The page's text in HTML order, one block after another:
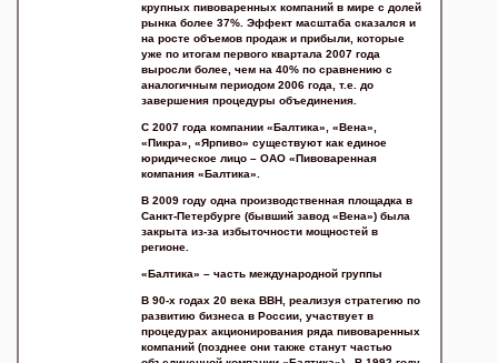
крупных пивоваренных компаний в мире с долей
рынка более 37%. Эффект масштаба сказался и
на росте объемов продаж и прибыли, которые
уже по итогам первого квартала 2007 года
выросли более, чем на 40% по сравнению с
аналогичным периодом 2006 года, т.е. до
завершения процедуры объединения.
С 2007 года компании «Балтика», «Вена»,
«Пикра», «Ярпиво» существуют как единое
юридическое лицо – ОАО «Пивоваренная
компания «Балтика».
В 2009 году одна производственная площадка в
Санкт-Петербурге (бывший завод «Вена») была
закрыта из-за избыточности мощностей в
регионе.
«Балтика» – часть международной группы
В 90-х годах 20 века ВВН, реализуя стратегию по
развитию бизнеса в России, участвует в
процедурах акционирования ряда пивоваренных
компаний (позднее они также станут частью